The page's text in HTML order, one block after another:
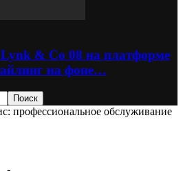
Lynk & Co 08 на платформе
на фоне…
профессиональное обслуживание